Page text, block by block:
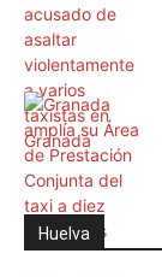
Huelva